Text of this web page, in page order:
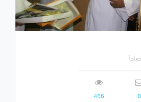
0
466